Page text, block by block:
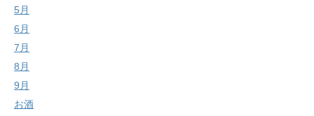
5月
6月
7月
8月
9月
お酒